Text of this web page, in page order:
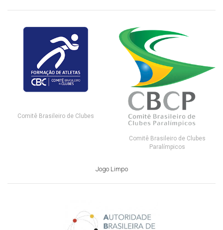
Comitê Brasileiro de Clubes
Comitê Brasileiro de Clubes
Paralímpicos
Jogo Limpo